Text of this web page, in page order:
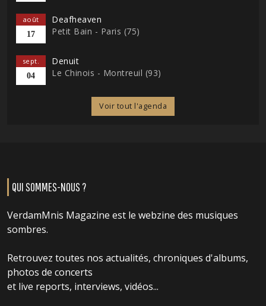
août
17
Deafheaven
Petit Bain - Paris (75)
sept.
04
Denuit
Le Chinois - Montreuil (93)
Voir tout l'agenda
QUI SOMMES-NOUS ?
VerdamMnis Magazine est le webzine des musiques
sombres.
Retrouvez toutes nos actualités, chroniques d'albums,
photos de concerts
et live reports, interviews, vidéos...